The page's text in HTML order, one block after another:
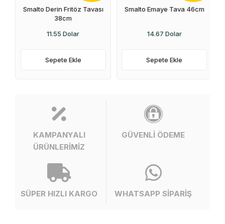
Smalto Derin Fritöz Tavası
38cm
11.55 Dolar
Sepete Ekle
Smalto Emaye Tava 46cm
14.67 Dolar
Sepete Ekle
KAMPANYALI
ÜRÜNLERİMİZ
GÜVENLİ ÖDEME
SÜPER HIZLI KARGO WHATSAPP SİPARİŞ